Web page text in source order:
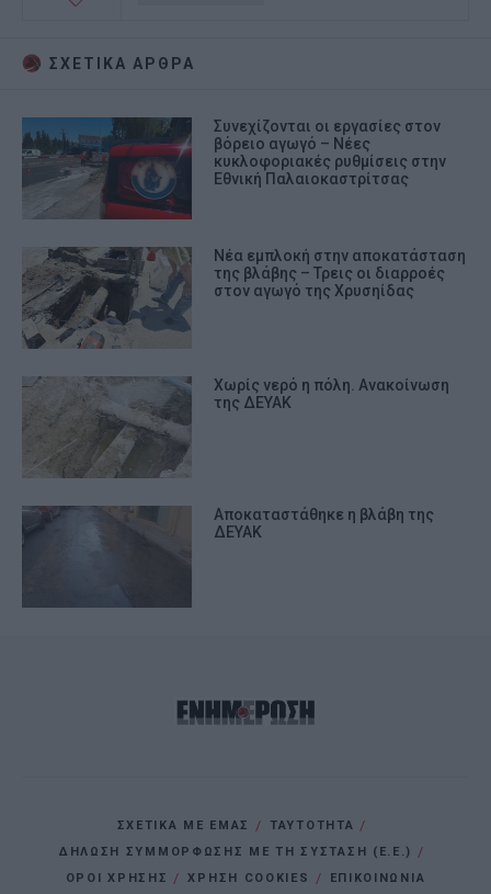
ΣΧΕΤΙΚA AΡΘΡΑ
Συνεχίζονται οι εργασίες στον
βόρειο αγωγό – Νέες
κυκλοφοριακές ρυθμίσεις στην
Εθνική Παλαιοκαστρίτσας
Νέα εμπλοκή στην αποκατάσταση
της βλάβης – Τρεις οι διαρροές
στον αγωγό της Χρυσηίδας
Χωρίς νερό η πόλη. Ανακοίνωση
της ΔΕΥΑΚ
Αποκαταστάθηκε η βλάβη της
ΔΕΥΑΚ
ΣΧΕΤΙΚΑ ΜΕ ΕΜΑΣ
ΤΑΥΤΟΤΗΤΑ
ΔΗΛΩΣΗ ΣΥΜΜΟΡΦΩΣΗΣ ΜΕ ΤΗ ΣΥΣΤΑΣΗ (Ε.Ε.)
ΌΡΟΙ ΧΡΗΣΗΣ
ΧΡΗΣΗ COOKIES ΕΠΙΚΟΙΝΩΝΙΑ